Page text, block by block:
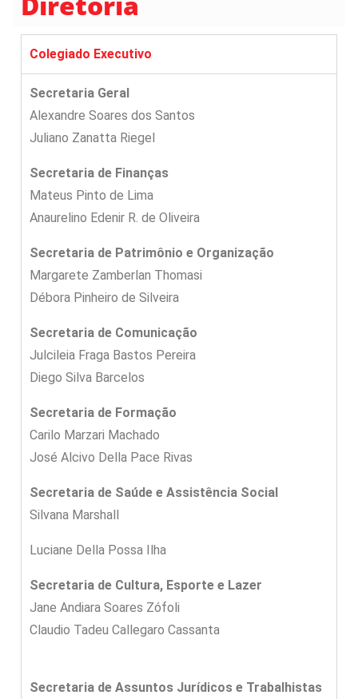
Colegiado Executivo
Secretaria Geral
Alexandre Soares dos Santos
Juliano Zanatta Riegel
Secretaria de Finanças
Mateus Pinto de Lima
Anaurelino Edenir R. de Oliveira
Secretaria de Patrimônio e Organização
Margarete Zamberlan Thomasi
Débora Pinheiro de Silveira
Secretaria de Comunicação
Julcileia Fraga Bastos Pereira
Diego Silva Barcelos
Secretaria de Formação
Carilo Marzari Machado
José Alcivo Della Pace Rivas
Secretaria de Saúde e Assistência Social
Silvana Marshall
Luciane Della Possa Ilha
Secretaria de Cultura, Esporte e Lazer
Jane Andiara Soares Zófoli
Claudio Tadeu Callegaro Cassanta
Secretaria de Assuntos Jurídicos e Trabalhistas